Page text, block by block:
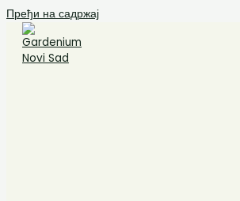
Пређи на садржај